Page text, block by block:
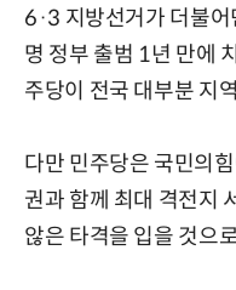
6·3 지방선거가 더불
명 정부 출범 1년 만에
주당이 전국 대부분 지
다만 민주당은 국민의
권과 함께 최대 격전지
않은 타격을 입을 것으